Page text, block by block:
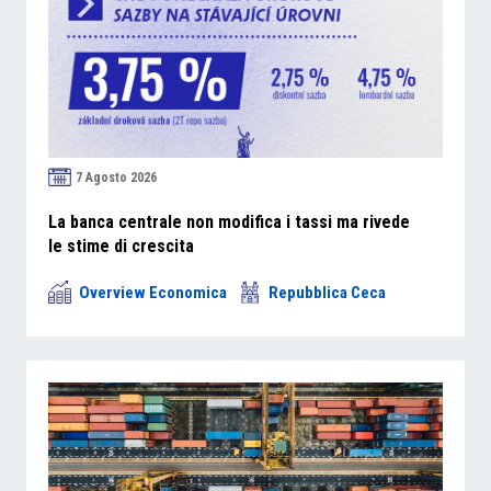
7 Agosto 2026
La banca centrale non modifica i tassi ma rivede
le stime di crescita
Overview Economica Repubblica Ceca